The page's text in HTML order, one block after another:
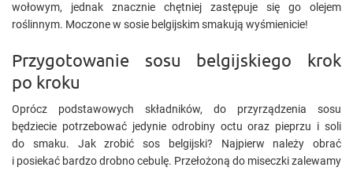
wołowym, jednak znacznie chętniej zastępuje się go olejem
roślinnym. Moczone w sosie belgijskim smakują wyśmienicie!
Przygotowanie sosu belgijskiego krok
po kroku
Oprócz podstawowych składników, do przyrządzenia sosu
będziecie potrzebować jedynie odrobiny octu oraz pieprzu i soli
do smaku. Jak zrobić sos belgijski? Najpierw należy obrać
i posiekać bardzo drobno cebulę. Przełożoną do miseczki zalewamy